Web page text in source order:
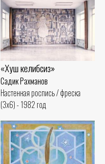
«Хуш келибсиз»
Садик Рахманов
Настенная роспись / фреска
(3x6) - 1982 год